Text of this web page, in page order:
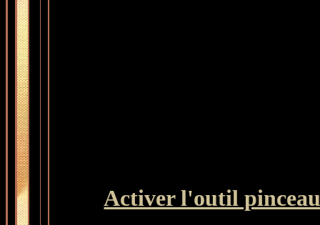
Activer l'outil